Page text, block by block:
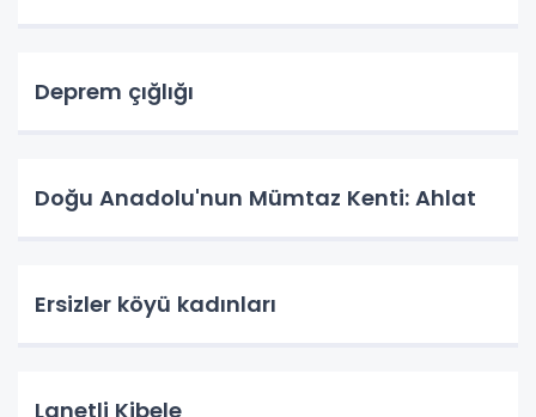
Deprem çığlığı
Doğu Anadolu'nun Mümtaz Kenti: Ahlat
Ersizler köyü kadınları
Lanetli Kibele